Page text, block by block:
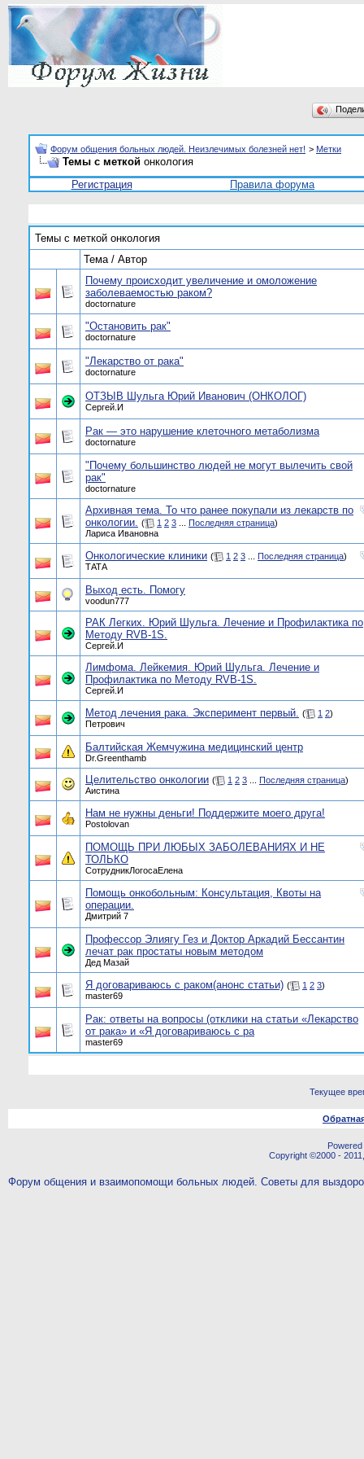
Форум общения больных людей. Неизлечимых болезней нет! > Метки
Темы с меткой онкология
Регистрация
Правила форума
Темы с меткой онкология
Тема / Автор
Почему происходит увеличение и омоложение
заболеваемостью раком?
doctornature
"Остановить рак"
doctornature
"Лекарство от рака"
doctornature
ОТЗЫВ Шульга Юрий Иванович (ОНКОЛОГ)
Сергей.И
Рак — это нарушение клеточного метаболизма
doctornature
"Почему большинство людей не могут вылечить свой
рак"
doctornature
Архивная тема. То что ранее покупали из лекарств по
онкологии. ( 1 2 3 Последняя страница)
Лариса Ивановна
Онкологические клиники ( 1 2 3 Последняя страница)
ТАТА
Выход есть. Помогу
voodun777
РАК Легких. Юрий Шульга. Лечение и Профилактика по
Методу RVB-1S.
Сергей.И
Лимфома. Лейкемия. Юрий Шульга. Лечение и
Профилактика по Методу RVB-1S.
Сергей.И
Метод лечения рака. Эксперимент первый. ( 1 2)
Петрович
Балтийская Жемчужина медицинский центр
Dr.Greenthamb
Целительство онкологии ( 1 2 3 Последняя страница)
Аистина
Нам не нужны деньги! Поддержите моего друга!
Postolovan
ПОМОЩЬ ПРИ ЛЮБЫХ ЗАБОЛЕВАНИЯХ И НЕ
ТОЛЬКО
СотрудникЛогосаЕлена
Помощь онкобольным: Консультация, Квоты на
операции.
Дмитрий 7
Профессор Элиягу Гез и Доктор Аркадий Бессантин
лечат рак простаты новым методом
Дед Мазай
Я договариваюсь с раком(анонс статьи) ( 1 2 3)
master69
Рак: ответы на вопросы (отклики на статьи «Лекарство
от рака» и «Я договариваюсь с ра
master69
Текущее
Copyright ©2000 -
Форум общения и взаимопомощи больных людей. Советы для